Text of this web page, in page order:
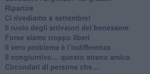
Ripartire
​Ci rivediamo a settembre!
​Il ruolo degli attivatori del benessere
​Forse siamo troppo liberi
​Il vero problema è l’indifferenza
​Il congiuntivo… questo strano amico
​Circondati di persone che…